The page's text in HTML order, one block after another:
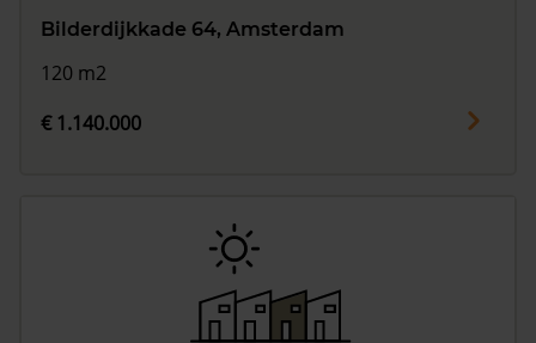
Bilderdijkkade 64, Amsterdam
120 m2
€ 1.140.000